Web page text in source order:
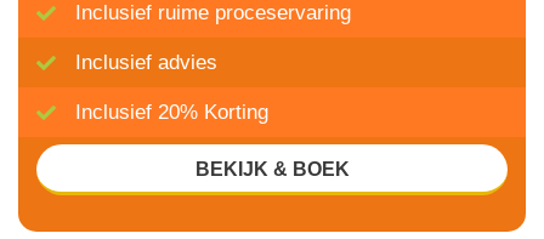
Inclusief ruime proceservaring
Inclusief advies
Inclusief 20% Korting
BEKIJK & BOEK